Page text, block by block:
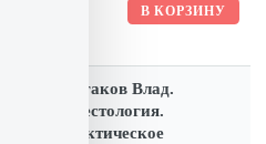
Булгаков Влад.
Селестология.
Практическое